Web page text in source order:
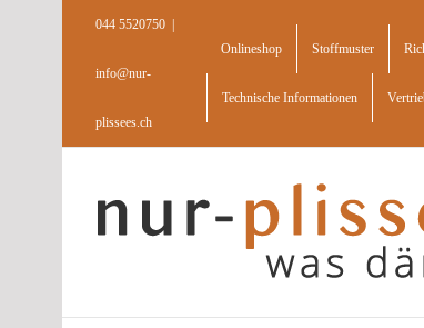
044 5520750
info@nur-
plissees.ch
Onlineshop Stoffmuster
Technische Informationen